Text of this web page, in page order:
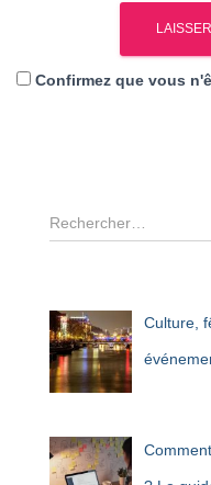
Confirmez que vous
R
e
e
r
c
h
:
Culture,